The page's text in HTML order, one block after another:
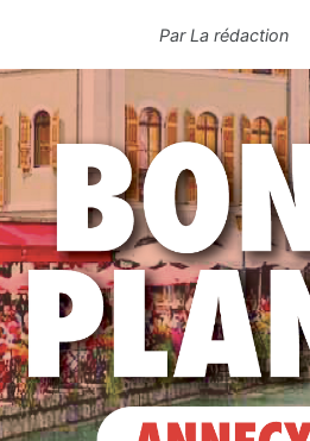
ParLa rédaction